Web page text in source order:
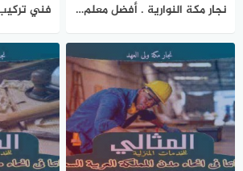
نجار مكة النوارية . أفضل معلم نجارة بالنواريه 0543693221 المثالى للنجارة